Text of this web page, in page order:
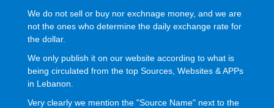
We do not sell or buy nor exchnage money, and we are
not the ones who determine the daily exchange rate for
the dollar.
We only publish it on our website according to what is
being circulated from the top Sources, Websites & APPs
in Lebanon.
Very clearly we mention the "Source Name" next to the